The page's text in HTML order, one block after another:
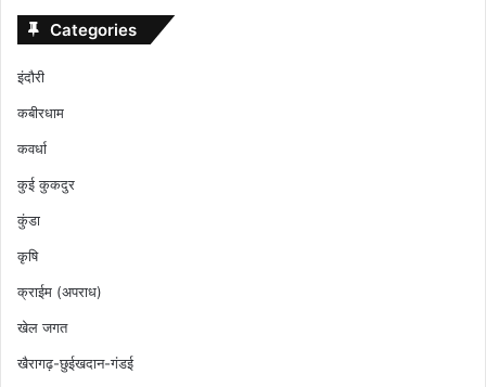
Categories
इंदौरी
कबीरधाम
कवर्धा
कुई कुकदुर
कुंडा
कृषि
क्राईम (अपराध)
खेल जगत
खैरागढ़-छुईखदान-गंडई